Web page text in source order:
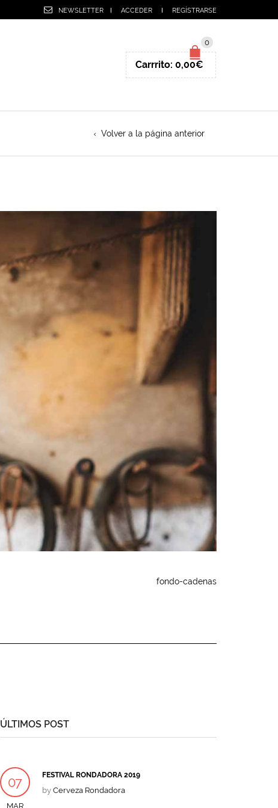
NEWSLETTER ACCEDER REGÍSTRARSE
0
Carrrito: 0,00€
Volver a la página anterior
fondo-cadenas
ÚLTIMOS POST
07
MAR
FESTIVAL RONDADORA 2019
by Cerveza Rondadora